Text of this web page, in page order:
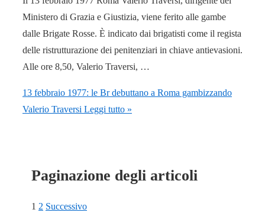
Ministero di Grazia e Giustizia, viene ferito alle gambe
dalle Brigate Rosse. È indicato dai brigatisti come il regista
delle ristrutturazione dei penitenziari in chiave antievasioni.
Alle ore 8,50, Valerio Traversi, …
13 febbraio 1977: le Br debuttano a Roma gambizzando
Valerio Traversi Leggi tutto »
Paginazione degli articoli
1 2 Successivo